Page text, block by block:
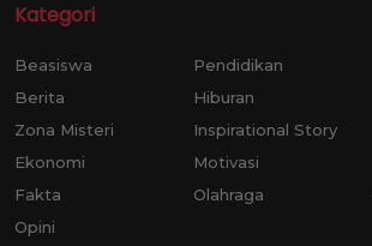
Kategori
Beasiswa
Berita
Zona Misteri
Ekonomi
Fakta
Opini
Pendidikan
Hiburan
Inspirational Story
Motivasi
Olahraga